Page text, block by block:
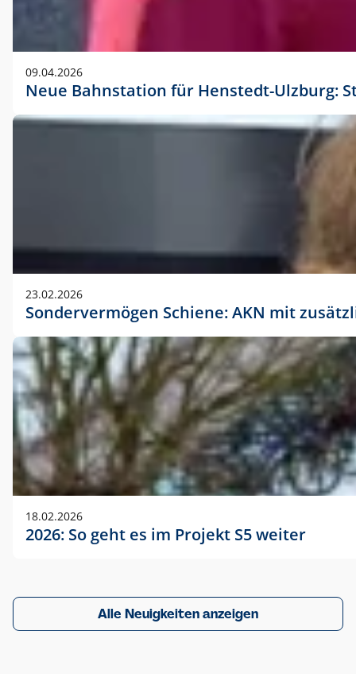
09.04.2026
Neue Bahnstation für Henstedt-Ulzburg:
23.02.2026
Sondervermögen Schiene: AKN mit
18.02.2026
2026: So geht es im Projekt S5 weiter
Alle Neuigkeiten anzeigen